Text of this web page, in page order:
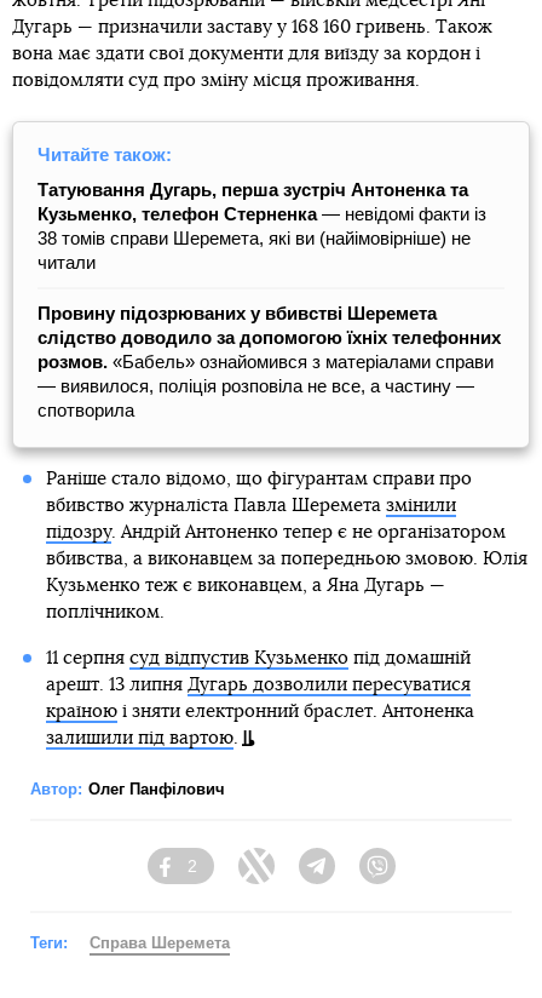
Дугарь — призначили заставу у 168 160 гривень. Також
вона має здати свої документи для виїзду за кордон і
повідомляти суд про зміну місця проживання.
Читайте також:
Татуювання Дугарь, перша зустріч Антоненка та
Кузьменко, телефон Стерненка— невідомі факти із
38 томів справи Шеремета, які ви (найімовірніше) не
читали
Провину підозрюваних у вбивстві Шеремета
слідство доводило за допомогою їхніх телефонних
розмов. «Бабель» ознайомився з матеріалами справи
— виявилося, поліція розповіла не все, а частину —
спотворила
Раніше стало відомо, що фігурантам справи про
вбивство журналіста Павла Шеремета змінили
підозру. Андрій Антоненко тепер є не організатором
вбивства, а виконавцем за попередньою змовою. Юлія
Кузьменко теж є виконавцем, а Яна Дугарь —
поплічником.
11 серпня суд відпустив Кузьменкопід домашній
арешт. 13 липня Дугарь дозволили пересуватися
країноюі зняти електронний браслет. Антоненка
залишили під вартою.
Автор: Олег Панфілович
Facebook
2
Twitter Telegram
Теги: Справа Шеремета